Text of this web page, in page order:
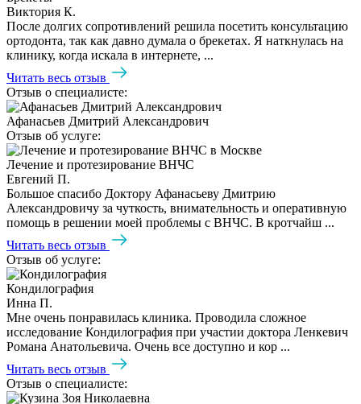
Виктория К.
После долгих сопротивлений решила посетить консультацию
ортодонта, так как давно думала о брекетах. Я наткнулась на
клинику, когда искала в интернете, ...
Читать весь отзыв
Отзыв о специалисте:
Афанасьев Дмитрий Александрович
Отзыв об услуге:
Лечение и протезирование ВНЧС
Евгений П.
Большое спасибо Доктору Афанасьеву Дмитрию
Александровичу за чуткость, внимательность и оперативную
помощь в решении моей проблемы с ВНЧС. В кротчайш ...
Читать весь отзыв
Отзыв об услуге:
Кондилография
Инна П.
Мне очень понравилась клиника. Проводила сложное
исследование Кондилография при участии доктора Ленкевич
Романа Анатольевича. Очень все доступно и кор ...
Читать весь отзыв
Отзыв о специалисте: